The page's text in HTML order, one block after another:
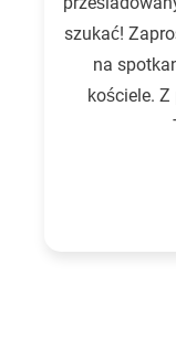
szukać!
na
kościele.